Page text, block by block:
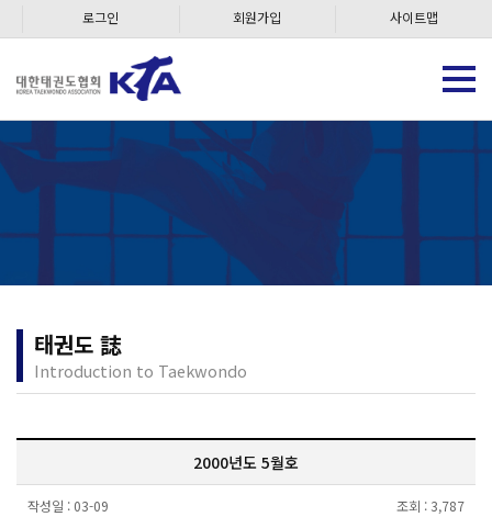
로그인 회원가입 사이트맵
태권도 誌
Introduction to Taekwondo
2000년도 5월호
작성일 : 03-09 조회 : 3,787